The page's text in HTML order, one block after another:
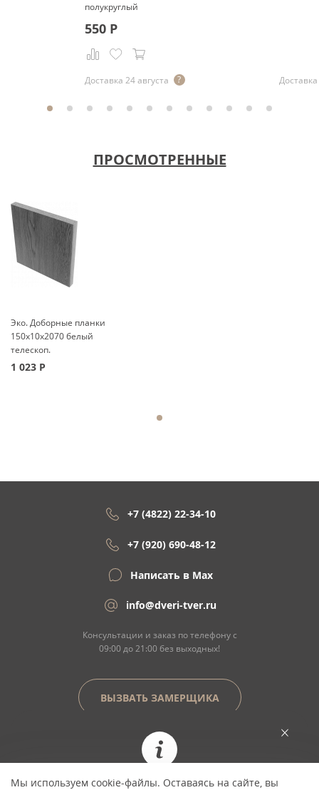
полукруглый
550Р
Доставка 24 августа Доставка
ПРОСМОТРЕННЫЕ
Эко. Доборные планки
150x10x2070 белый
телескоп.
1 023 Р
+7 (4822) 22-34-10
+7 (920) 690-48-12
Написать в Max
info@dveri-tver.ru
Консультации и заказ по телефону с
09:00 до 21:00 без выходных!
ВЫЗВАТЬ ЗАМЕРЩИКА
Сайт не является договором оферты
Мы используем cookie-файлы. Оставаясь на сайте, вы